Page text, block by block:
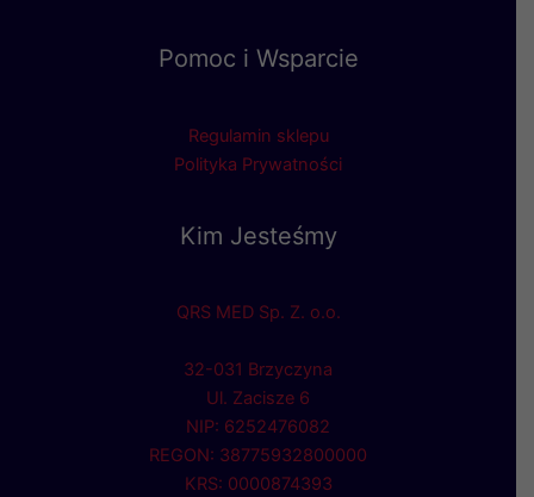
Pomoc i Wsparcie
Regulamin sklepu
Polityka Prywatności
Kim Jesteśmy
QRS MED Sp. Z. o.o.
32-031 Brzyczyna
Ul. Zacisze 6
NIP: 6252476082
REGON: 38775932800000
KRS: 0000874393